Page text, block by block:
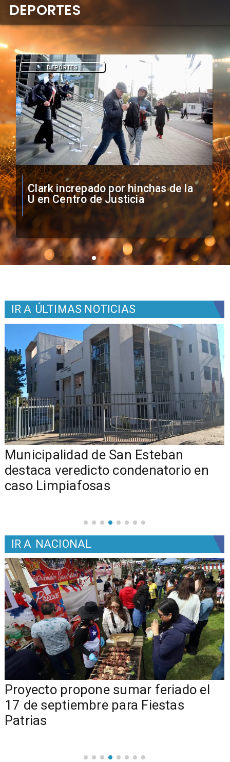
Vozinha firma contrato con Colo
Colo como nuevo arquero
DEPORTES
DEPORTES
IR A ÚLTIMAS NOTICIAS
Municipalidad de San Esteban
destaca veredicto condenatorio en
caso Limpiafosas
IR A NACIONAL
Proyecto propone sumar feriado el
17 de septiembre para Fiestas
Patrias